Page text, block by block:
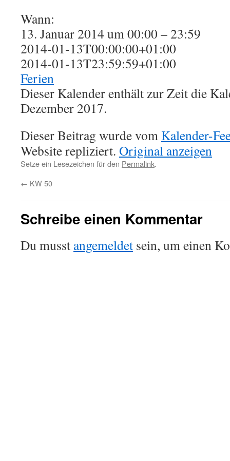
Wann:
13. Januar 2014 um 00:00 – 23:59
2014-01-13T00:00:00+01:00
2014-01-13T23:59:59+01:00
Ferien
Dieser Kalender enthält zur Zeit die
Dezember 2017.
Dieser Beitrag wurde vom Kalender-
Website repliziert. Original anzeigen
Setze ein Lesezeichen für den Permalink.
← KW 50
Schreibe einen Kommentar
Du musst angemeldet sein, um einen